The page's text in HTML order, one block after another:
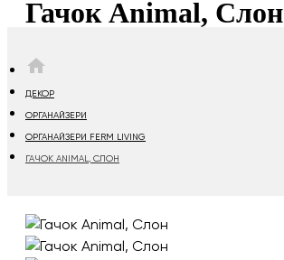
Гачок Animal, Слон
ДЕКОР
ОРГАНАЙЗЕРИ
ОРГАНАЙЗЕРИ FERM LIVING
ГАЧОК ANIMAL, СЛОН